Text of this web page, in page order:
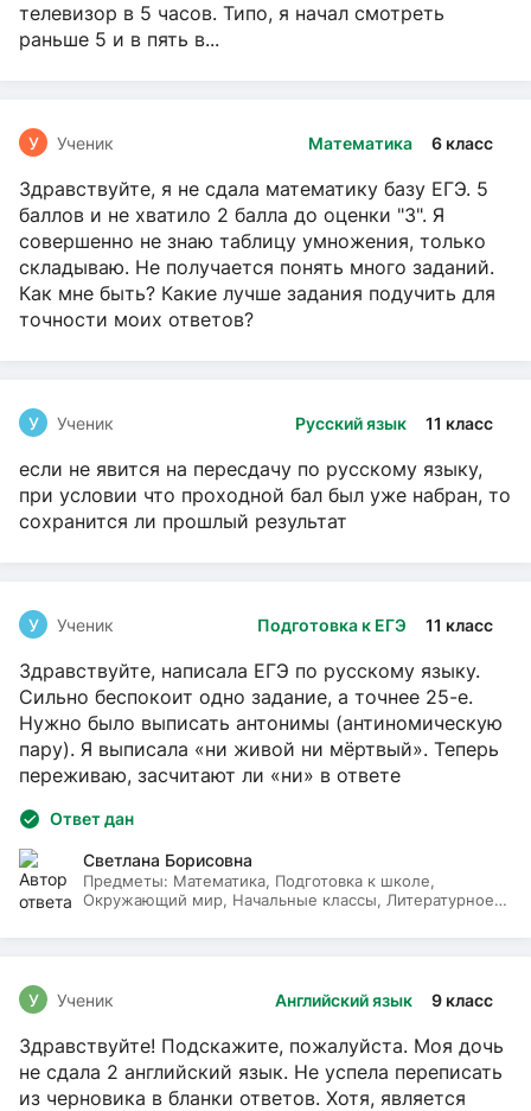
телевизор в 5 часов. Типо, я начал смотреть
раньше 5 и в пять в...
Математика 6 класс
У Ученик
Здравствуйте, я не сдала математику базу ЕГЭ. 5
баллов и не хватило 2 балла до оценки "3". Я
совершенно не знаю таблицу умножения, только
складываю. Не получается понять много заданий.
Как мне быть? Какие лучше задания подучить для
точности моих ответов?
Русский язык 11 класс
У Ученик
если не явится на пересдачу по русскому языку,
при условии что проходной бал был уже набран, то
сохранится ли прошлый результат
Подготовка к ЕГЭ 11 класс
У Ученик
Здравствуйте, написала ЕГЭ по русскому языку.
Сильно беспокоит одно задание, а точнее 25-е.
Нужно было выписать антонимы (антиномическую
пару). Я выписала «ни живой ни мёртвый». Теперь
переживаю, засчитают ли «ни» в ответе
Ответ дан
Светлана Борисовна
Предметы: Математика, Подготовка к школе,
Окружающий мир, Начальные классы, Литературное
Английский язык 9 класс
У Ученик
Здравствуйте! Подскажите, пожалуйста. Моя дочь
не сдала 2 английский язык. Не успела переписать
из черновика в бланки ответов. Хотя, является